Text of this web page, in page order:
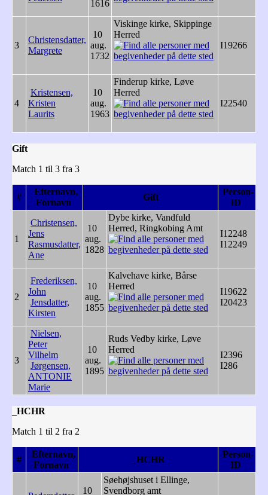
1616
3
Christensdatter,
Margrete
10
aug.
1732
Viskinge kirke, Skippinge
Herred
I19266
4
Kristensen,
Kristen
Laurits
10
aug.
1963
Finderup kirke, Løve
Herred
I22540
Gift
Match 1 til 3 fra 3
#
Efternavn,
Fornavn
Gift
Person-
ID
1
Christensen,
Jens
Rasmusdatter,
Ane
10
aug.
1828
Dybe kirke, Vandfuld
Herred, Ringkobing Amt
I12248
I12249
2
Frederiksen,
John
Jensdatter,
Kirsten
10
aug.
1855
Kalvehave kirke, Bårse
Herred
I19622
I20423
3
Nielsen,
Peter
Vilhelm
Jørgensen,
ANTONIE
Marie
10
aug.
1895
Ruds Vedby kirke, Løve
Herred
I2396
I286
_HCHR
Match 1 til 2 fra 2
#
Efternavn,
Fornavn
_HCHR
Person-
ID
10
Søehøjshuset i Ellinge,
Svendborg amt